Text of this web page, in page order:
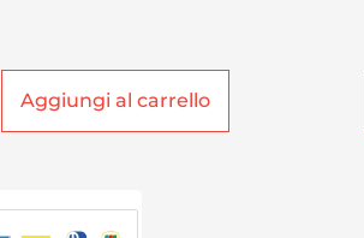
Aggiungi al carrello